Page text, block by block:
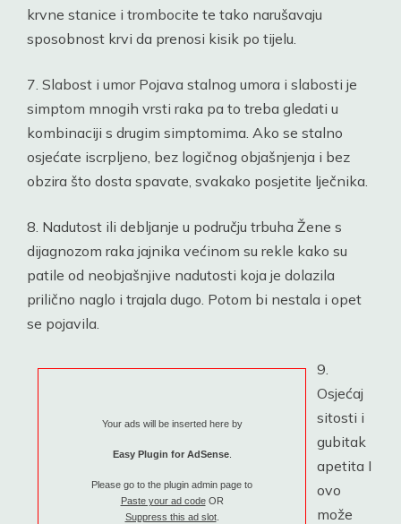
krvne stanice i trombocite te tako narušavaju
sposobnost krvi da prenosi kisik po tijelu.
7. Slabost i umor Pojava stalnog umora i slabosti je
simptom mnogih vrsti raka pa to treba gledati u
kombinaciji s drugim simptomima. Ako se stalno
osjećate iscrpljeno, bez logičnog objašnjenja i bez
obzira što dosta spavate, svakako posjetite lječnika.
8. Nadutost ili debljanje u području trbuha Žene s
dijagnozom raka jajnika većinom su rekle kako su
patile od neobjašnjive nadutosti koja je dolazila
prilično naglo i trajala dugo. Potom bi nestala i opet
se pojavila.
Your ads will be inserted here by
Easy Plugin for AdSense.
Please go to the plugin admin page to
Paste your ad codeOR
Suppress this ad slot.
9.
Osjećaj
sitosti i
gubitak
apetita I
ovo
može